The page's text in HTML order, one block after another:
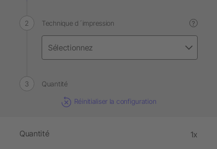
Technique d´impression ?
Quantité
Réinitialiser la configuration
Quantité 1x